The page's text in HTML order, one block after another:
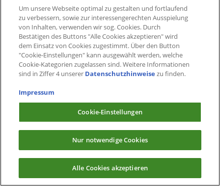
Um unsere Webseite optimal zu gestalten und fortlaufend
zu verbessern, sowie zur interessengerechten Ausspielung
von Inhalten, verwenden wir sog. Cookies. Durch
Bestätigen des Buttons "Alle Cookies akzeptieren" wird
dem Einsatz von Cookies zugestimmt. Über den Button
"Cookie-Einstellungen" kann ausgewählt werden, welche
Cookie-Kategorien zugelassen sind. Weitere Informationen
sind in Ziffer 4 unserer Datenschutzhinweise zu finden.
Impressum
Cookie-Einstellungen
Nur notwendige Cookies
Alle Cookies akzeptieren